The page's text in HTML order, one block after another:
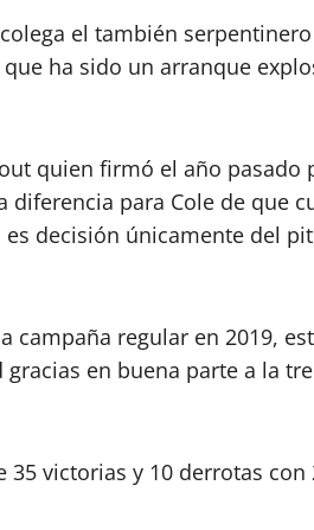
el también
ha sido un arranque
quien firmó el año pasado
para Cole de que
decisión únicamente del
campaña regular en 2019,
en buena parte a la
victorias y 10 derrotas